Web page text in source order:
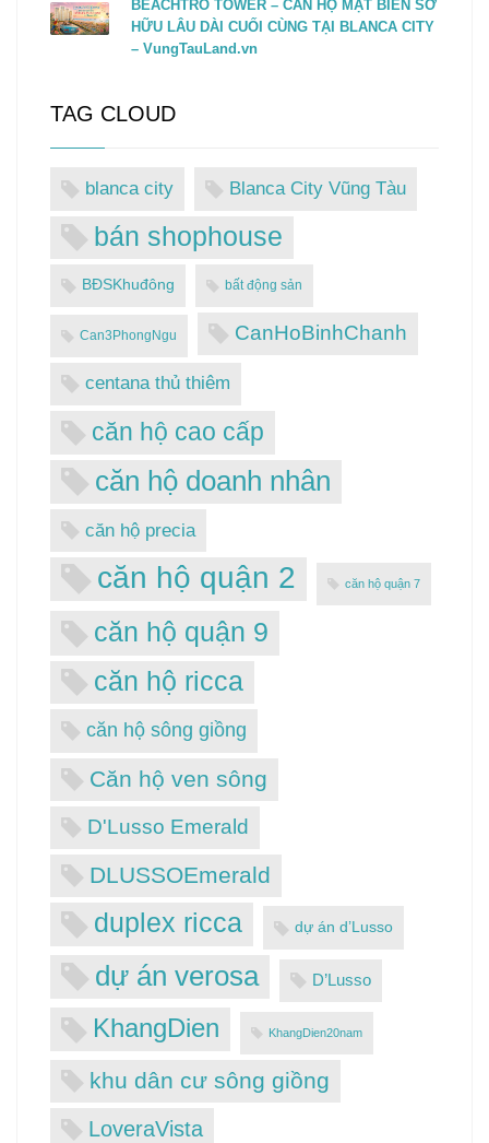
BEACHTRO TOWER – CĂN HỘ MẶT BIỂN SỞ
HỮU LÂU DÀI CUỐI CÙNG TẠI BLANCA CITY
– VungTauLand.vn
TAG CLOUD
blanca city Blanca City Vũng Tàu
bán shophouse
BĐSKhuđông bất động sản
Can3PhongNgu CanHoBinhChanh
centana thủ thiêm
căn hộ cao cấp
căn hộ doanh nhân
căn hộ precia
căn hộ quận 2 căn hộ quận 7
căn hộ quận 9
căn hộ ricca
căn hộ sông giồng
Căn hộ ven sông
D'Lusso Emerald
DLUSSOEmerald
duplex ricca dự án d’Lusso
dự án verosa D’Lusso
KhangDien KhangDien20nam
khu dân cư sông giồng
LoveraVista